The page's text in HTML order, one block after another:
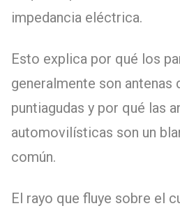
impedancia eléctrica.
Esto explica por qué los
generalmente son antenas
puntiagudas y por qué las
automovilísticas son un
común.
El rayo que fluye sobre el